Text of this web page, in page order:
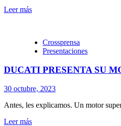
Leer más
Crossprensa
Presentaciones
DUCATI PRESENTA SU
30 octubre, 2023
Antes, les explicamos. Un motor
Leer más